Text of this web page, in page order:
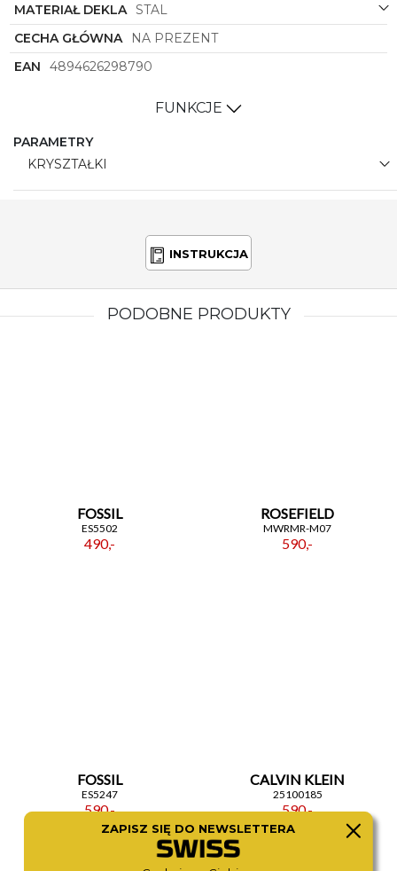
MATERIAŁ DEKLA STAL
CECHA GŁÓWNA
NA PREZENT
EAN
4894626298790
FUNKCJE
PARAMETRY
KRYSZTAŁKI
INSTRUKCJA
PODOBNE PRODUKTY
FOSSIL
ES5502
490,-
ROSEFIELD
MWRMR-M07
590,-
FOSSIL
ES5247
590,-
CALVIN KLEIN
25100185
590,-
ZAPISZ SIĘ DO NEWSLETTERA